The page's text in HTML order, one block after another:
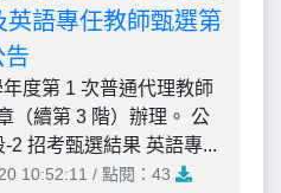
語專任教師甄選第
告
度第 1 次普通代理教師
（續第 3 階）辦理。 公
2 招考甄選結果 英語專...
10:52:11 / 點閱：43